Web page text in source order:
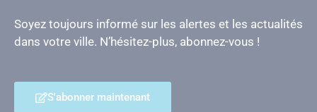
Soyez toujours informé sur les alertes et les actualités
dans votre ville. N’hésitez-plus, abonnez-vous !
S'abonner maintenant